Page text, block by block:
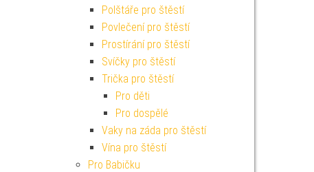
Polštáře pro štěstí
Povlečení pro štěstí
Prostírání pro štěstí
Svíčky pro štěstí
Trička pro štěstí
Pro děti
Pro dospělé
Vaky na záda pro štěstí
Vína pro štěstí
Pro Babičku